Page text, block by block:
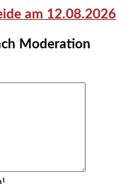
am 12.08.2026
Moderation